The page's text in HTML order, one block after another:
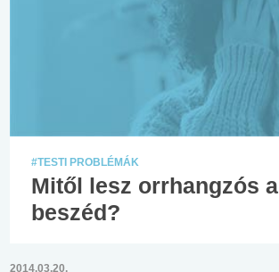
#TESTI PROBLÉMÁK
Mitől lesz orrhangzós a
beszéd?
2014.03.20.